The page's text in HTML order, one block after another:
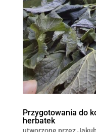
Przygotowania do
herbatek
utworzone przez